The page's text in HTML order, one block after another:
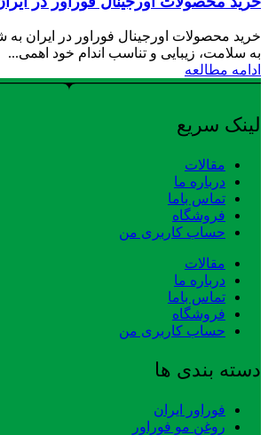
خرید محصولات اورجینال فوراور در ایران
به سلامت، زیبایی و تناسب اندام خود اهمی...
ادامه مطالعه
لینک سریع
مقالات
درباره ما
تماس باما
فروشگاه
حساب کاربری من
مقالات
درباره ما
تماس باما
فروشگاه
حساب کاربری من
دسته بندی ها
فوراور ایران
روغن مو فوراور